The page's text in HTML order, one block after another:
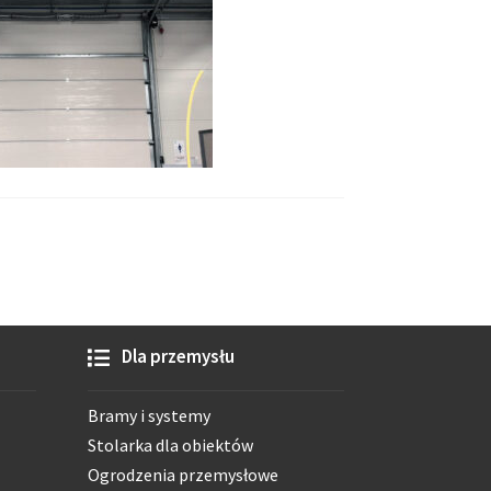
Dla przemysłu
Bramy i systemy
Stolarka dla obiektów
Ogrodzenia przemysłowe